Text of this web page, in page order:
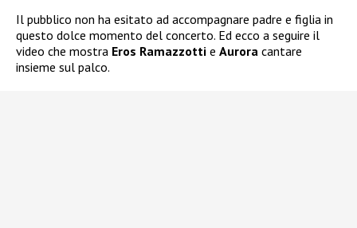
Il pubblico non ha esitato ad accompagnare padre e figlia in
questo dolce momento del concerto. Ed ecco a seguire il
video che mostra Eros Ramazzotti e Aurora cantare
insieme sul palco.